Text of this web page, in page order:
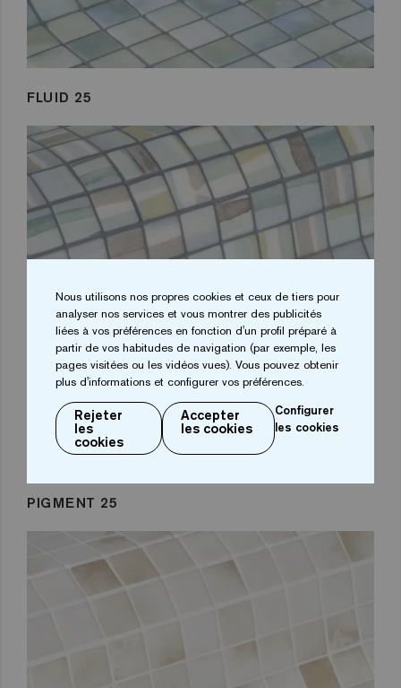
FLUID 25
PIGMENT 25
Nous utilisons nos propres cookies et ceux de tiers pour
analyser nos services et vous montrer des publicités
liées à vos préférences en fonction d'un profil préparé à
partir de vos habitudes de navigation (par exemple, les
pages visitées ou les vidéos vues). Vous pouvez obtenir
plus d'informations et configurer vos préférences.
Rejeter
les
cookies
Accepter
les cookies
Configurer
les cookies